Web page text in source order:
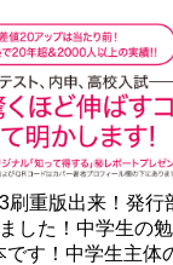
刷重版出来！発行
した！中学生の
です！中学生主体